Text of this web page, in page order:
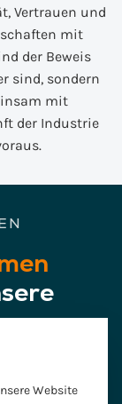
Vertrauen und
mit
der Beweis
sind, sondern
mit
der Industrie
Website